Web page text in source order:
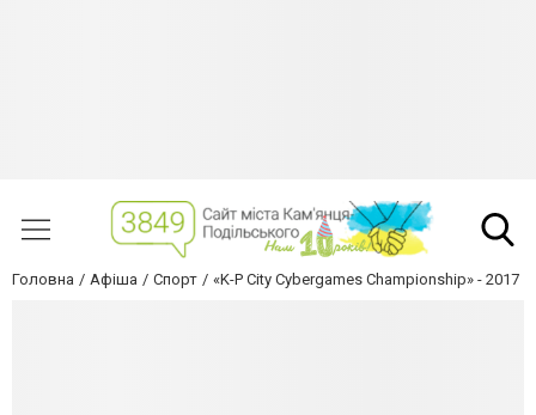
Головна Афіша Спорт «K-P City Cybergames Championship» - 2017